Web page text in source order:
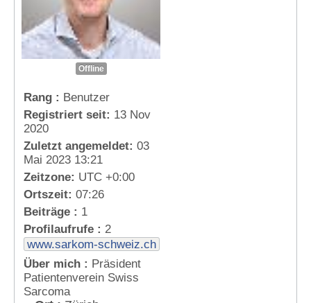
Offline
Rang : Benutzer
Registriert seit: 13 Nov
2020
Zuletzt angemeldet: 03
Mai 2023 13:21
Zeitzone: UTC +0:00
Ortszeit: 07:26
Beiträge : 1
Profilaufrufe : 2
www.sarkom-schweiz.ch
Über mich : Präsident
Patientenverein Swiss
Sarcoma